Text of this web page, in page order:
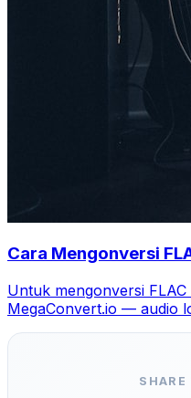
Cara Mengonversi
Untuk mengonversi
MegaConvert.io — audio